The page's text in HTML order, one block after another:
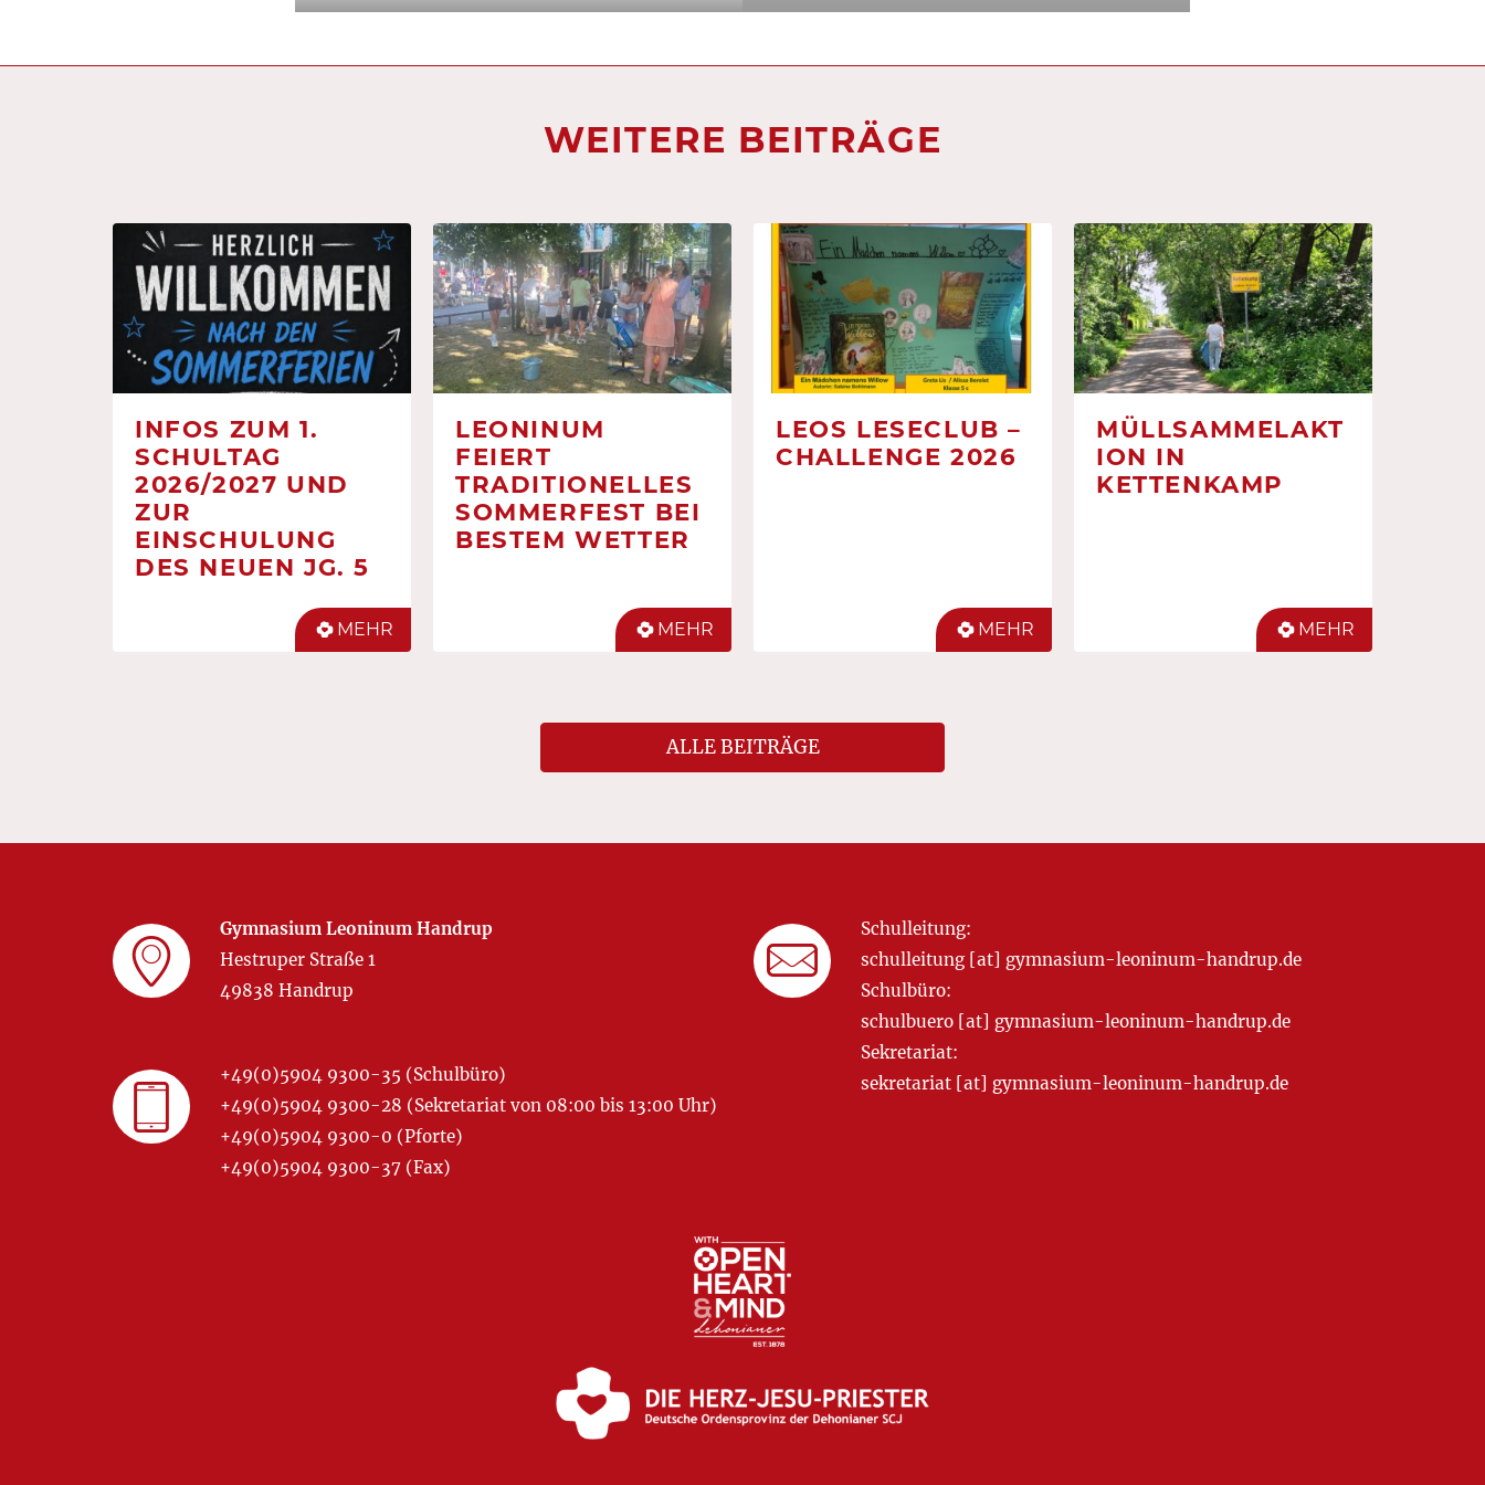
WEITERE BEITRÄGE
INFOS ZUM 1.
SCHULTAG
2026/2027 UND
ZUR
EINSCHULUNG
DES NEUEN JG. 5
MEHR
LEONINUM
FEIERT
TRADITIONELLES
SOMMERFEST BEI
BESTEM WETTER
MEHR
LEOS LESECLUB –
CHALLENGE 2026
MEHR
MÜLLSAMMELAKT
ION IN
KETTENKAMP
MEHR
ALLE BEITRÄGE
Gymnasium Leoninum Handrup
Hestruper Straße 1
49838 Handrup
+49(0)5904 9300-35 (Schulbüro)
+49(0)5904 9300-28 (Sekretariat von 08:00 bis 13:00 Uhr)
+49(0)5904 9300-0 (Pforte)
+49(0)5904 9300-37 (Fax)
Schulleitung:
schulleitung [at] gymnasium-leoninum-handrup.de
Schulbüro:
schulbuero [at] gymnasium-leoninum-handrup.de
Sekretariat:
sekretariat [at] gymnasium-leoninum-handrup.de